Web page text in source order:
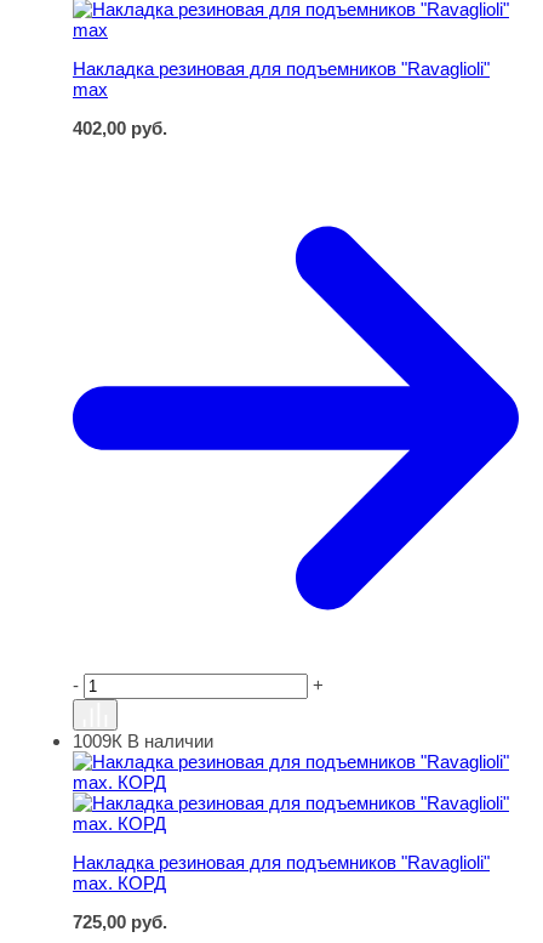
Накладка резиновая для подъемников "Ravaglioli"
max
402,00 руб.
- +
Накладка резиновая для подъемников "Ravaglioli"
1009К В наличии
Накладка резиновая для подъемников "Ravaglioli"
max. КОРД
725,00 руб.